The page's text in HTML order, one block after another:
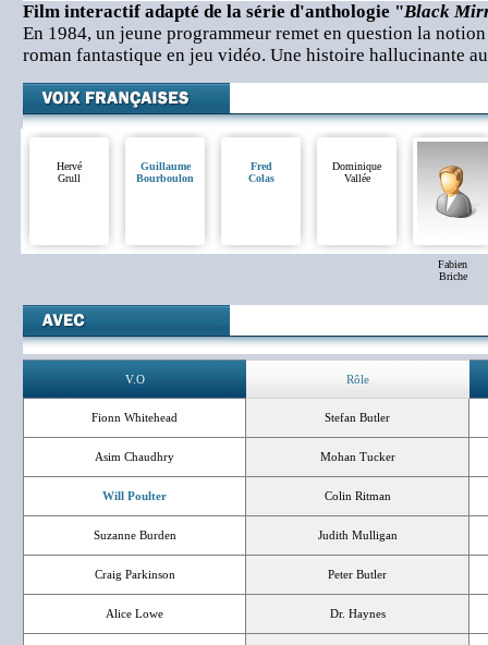
Film interactif adapté de la série d'anthologie "Black
En 1984, un jeune programmeur remet en question la
roman fantastique en jeu vidéo. Une histoire hallucinante
Hervé
Grull
Guillaume
Bourboulon
Fred
Colas
Dominique
Vallée
Fabien
Briche
V.O Rôle
Fionn Whitehead Stefan Butler
Asim Chaudhry Mohan Tucker
Will Poulter Colin Ritman
Suzanne Burden Judith Mulligan
Craig Parkinson Peter Butler
Alice Lowe Dr. Haynes